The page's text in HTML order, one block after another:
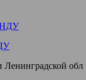
Ленинградской обл